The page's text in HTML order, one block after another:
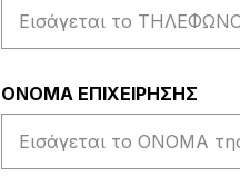
ΟΝΟΜΑ ΕΠΙΧΕΙΡΗΣΗΣ